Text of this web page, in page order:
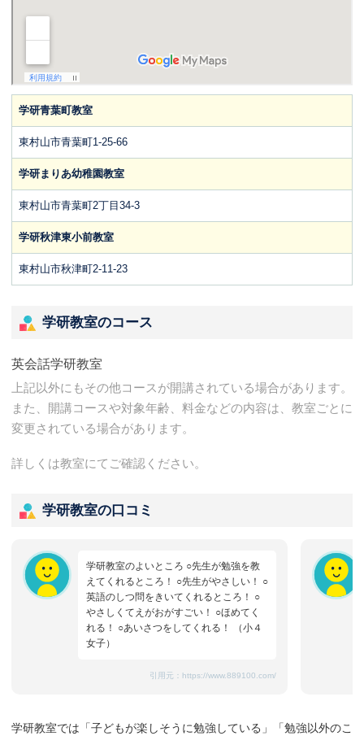
学研青葉町教室
東村山市青葉町1-25-66
学研まりあ幼稚園教室
東村山市青葉町2丁目34-3
学研秋津東小前教室
東村山市秋津町2-11-23
学研教室のコース
英会話学研教室
上記以外にもその他コースが開講されている場合があります。
また、開講コースや対象年齢、料金などの内容は、教室ごとに
変更されている場合があります。
詳しくは教室にてご確認ください。
学研教室の口コミ
学研教室のよいところ ○先生が勉強を教
えてくれるところ！ ○先生がやさしい！ ○
英語のしつ問をきいてくれるところ！ ○
やさしくてえがおがすごい！ ○ほめてく
れる！ ○あいさつをしてくれる！ （小４
女子）
引用元： https://www.889100.com/
学研教室では「子どもが楽しそうに勉強している」「勉強以外のこ